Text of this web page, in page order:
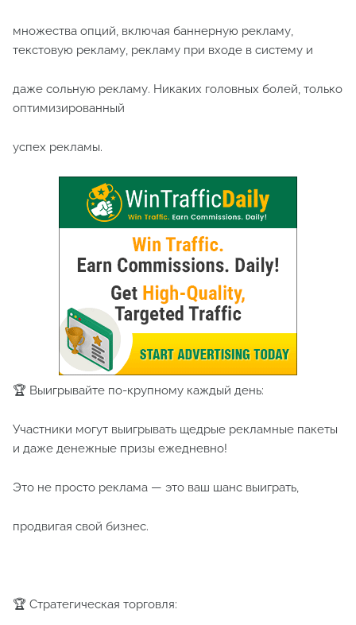
множества опций, включая баннерную рекламу,
текстовую рекламу, рекламу при входе в систему и
даже сольную рекламу. Никаких головных болей, только
оптимизированный
успех рекламы.
🏆 Выигрывайте по-крупному каждый день:
Участники могут выигрывать щедрые рекламные пакеты
и даже денежные призы ежедневно!
Это не просто реклама — это ваш шанс выиграть,
продвигая свой бизнес.
🏆 Стратегическая торговля: